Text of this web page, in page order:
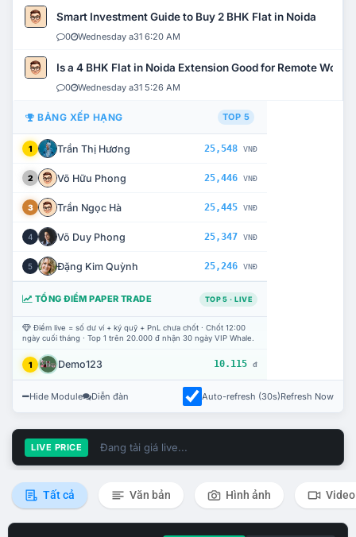
Smart Investment Guide to Buy 2 BHK Flat in Noida
0 Wednesday a31 6:20 AM
Is a 4 BHK Flat in Noida Extension Good for Remote Work?
0 Wednesday a31 5:26 AM
BẢNG XẾP HẠNG TOP 5
1 Trần Thị Hương 25,548 VNĐ
2 Võ Hữu Phong 25,446 VNĐ
3 Trần Ngọc Hà 25,445 VNĐ
4 Võ Duy Phong 25,347 VNĐ
5 Đặng Kim Quỳnh 25,246 VNĐ
TỔNG ĐIỂM PAPER TRADE TOP 5 · LIVE
Điểm live = số dư ví + ký quỹ + PnL chưa chốt · Chốt 12:00
ngày cuối tháng · Top 1 trên 20.000 đ nhận 30 ngày VIP Whale.
1 Demo123 10.115 đ
Hide Module Diễn đàn Auto-refresh (30s)Refresh Now
LIVE PRICE Đang tải giá live...
Tất cả Văn bản Hình ảnh Video